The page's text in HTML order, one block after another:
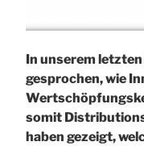
In unserem
gesprochen, wie
somit
haben gezeigt,